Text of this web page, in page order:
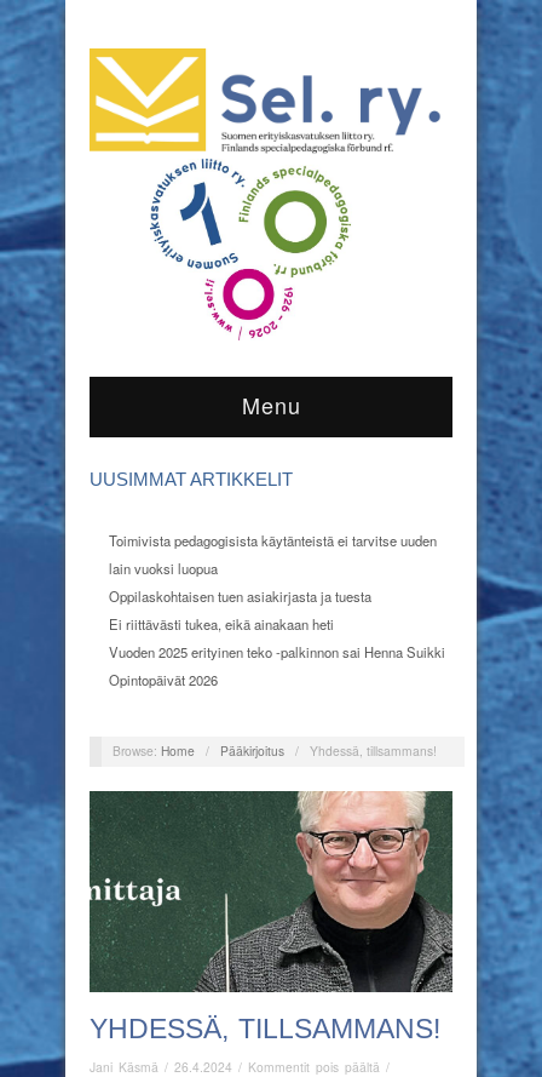
Menu
UUSIMMAT ARTIKKELIT
Toimivista pedagogisista käytänteistä ei tarvitse uuden
lain vuoksi luopua
Oppilaskohtaisen tuen asiakirjasta ja tuesta
Ei riittävästi tukea, eikä ainakaan heti
Vuoden 2025 erityinen teko -palkinnon sai Henna Suikki
Opintopäivät 2026
Browse: Home / Pääkirjoitus / Yhdessä, tillsammans!
YHDESSÄ, TILLSAMMANS!
Jani Käsmä / 26.4.2024 / Kommentit pois päältä artikkelissa
/